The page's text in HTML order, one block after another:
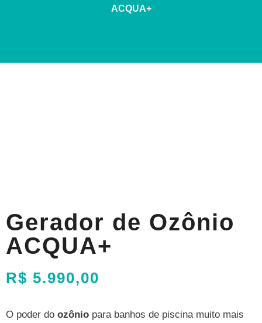
ACQUA+
Gerador de Ozônio
ACQUA+
R$ 5.990,00
O poder do ozônio para banhos de piscina muito mais